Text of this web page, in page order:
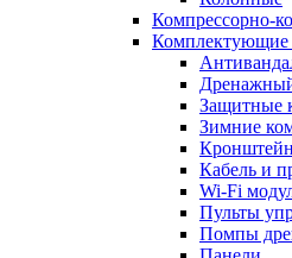
Компрессорно-
Комплектующие
Защитные
Зимние
Кабель и
Wi-Fi
Пульты
Помпы